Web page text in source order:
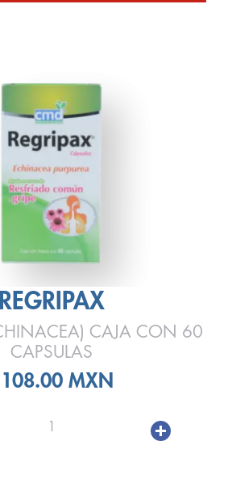
REGRIPAX
CAJA CON 60
CAPSULAS
MXN
1